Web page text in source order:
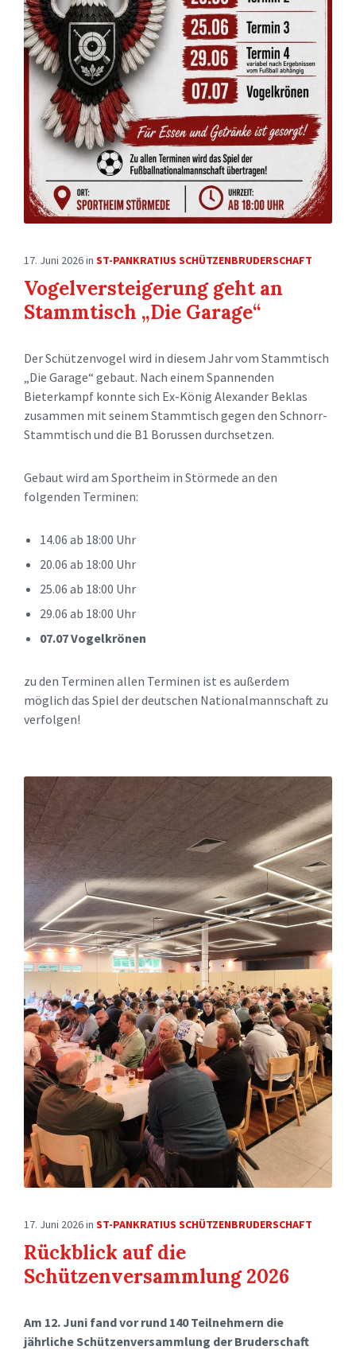
17. Juni 2026in ST-PANKRATIUS SCHÜTZENBRUDERSCHAFT
Vogelversteigerung geht an
Stammtisch „Die Garage“
Der Schützenvogel wird in diesem Jahr vom Stammtisch
„Die Garage“ gebaut. Nach einem Spannenden
Bieterkampf konnte sich Ex-König Alexander Beklas
zusammen mit seinem Stammtisch gegen den Schnorr-
Stammtisch und die B1 Borussen durchsetzen.
Gebaut wird am Sportheim in Störmede an den
folgenden Terminen:
14.06 ab 18:00 Uhr
20.06 ab 18:00 Uhr
25.06 ab 18:00 Uhr
29.06 ab 18:00 Uhr
07.07 Vogelkrönen
zu den Terminen allen Terminen ist es außerdem
möglich das Spiel der deutschen Nationalmannschaft zu
verfolgen!
17. Juni 2026in ST-PANKRATIUS SCHÜTZENBRUDERSCHAFT
Rückblick auf die
Schützenversammlung 2026
Am 12. Juni fand vor rund 140 Teilnehmern die
jährliche Schützenversammlung der Bruderschaft